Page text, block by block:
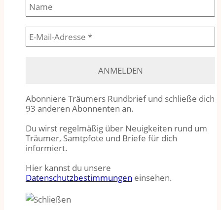
Abonniere Träumers Rundbrief und schließe dich
93 anderen Abonnenten an.
Du wirst regelmäßig über Neuigkeiten rund um
Träumer, Samtpfote und Briefe für dich
informiert.
Hier kannst du unsere
Datenschutzbestimmungen einsehen.